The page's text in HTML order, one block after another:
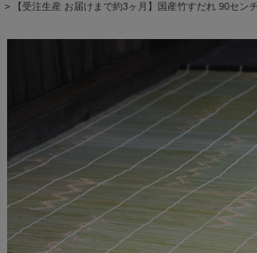
【受注生産 お届けまで約3ヶ月】国産竹すだれ 90セン